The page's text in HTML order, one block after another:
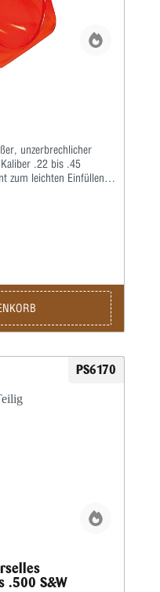
unzerbrechlicher
.22 bis .45
zum leichten Einfüllen in
PS6170
.500 S&W